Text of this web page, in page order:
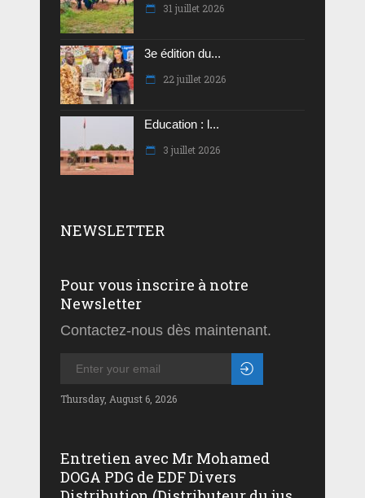
31 juillet 2026
3e édition du...
22 juillet 2026
Education : l...
3 juillet 2026
NEWSLETTER
Pour vous inscrire à notre
Newsletter
Contactez-nous dès maintenant.
Thursday, August 6, 2026
Entretien avec Mr Mohamed
DOGA PDG de EDF Divers